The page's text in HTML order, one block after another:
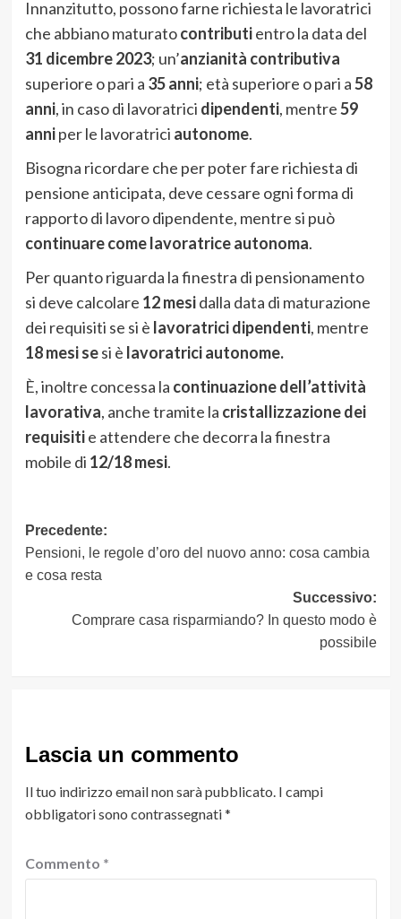
Innanzitutto, possono farne richiesta le lavoratrici
che abbiano maturatocontributientro la data del
31 dicembre 2023; un’anzianità contributiva
superiore o pari a 35 anni; età superiore o pari a58
anni, in caso di lavoratrici dipendenti, mentre59
anniper le lavoratrici autonome.
Bisogna ricordare che per poter fare richiesta di
pensione anticipata, deve cessare ogni forma di
rapporto di lavoro dipendente, mentre si può
continuare come lavoratrice autonoma.
Per quanto riguarda la finestra di pensionamento
si deve calcolare 12 mesidalla data di maturazione
dei requisiti se si è lavoratrici dipendenti, mentre
18 mesi sesi è lavoratrici autonome.
È, inoltre concessa la continuazione dell’attività
lavorativa, anche tramite la cristallizzazione dei
requisitie attendere che decorra la finestra
mobile di 12/18 mesi.
Navigazione
articolo
Precedente:
Pensioni, le regole d’oro del nuovo anno: cosa cambia
e cosa resta
Successivo:
Comprare casa risparmiando? In questo modo è
possibile
Lascia un commento
Il tuo indirizzo email non sarà pubblicato. I campi
obbligatori sono contrassegnati*
Commento *